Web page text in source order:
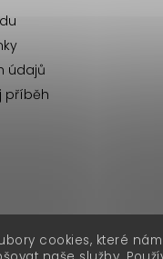
cookies, které
údajů
příběh
erikafashion.sk